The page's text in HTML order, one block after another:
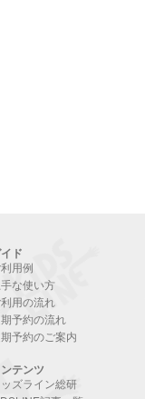
ド
利用例
手な使い方
利用の流れ
予約の流れ
予約のご案内
テンツ
ズライン総研